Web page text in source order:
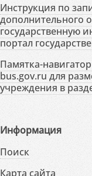
Инструкция по
дополнительного
государственную
портал
Памятка-
bus.gov.ru для
учреждения в
Информация
Поиск
Карта сайта